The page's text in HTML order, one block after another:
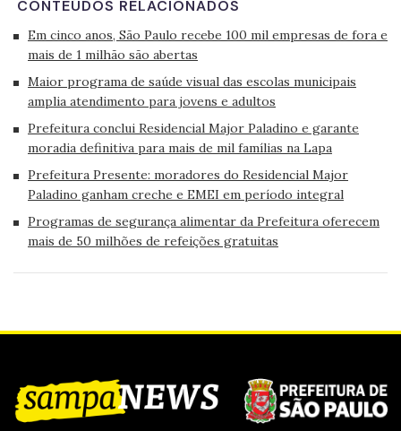
CONTEÚDOS RELACIONADOS
Em cinco anos, São Paulo recebe 100 mil empresas de fora e
mais de 1 milhão são abertas
Maior programa de saúde visual das escolas municipais
amplia atendimento para jovens e adultos
Prefeitura conclui Residencial Major Paladino e garante
moradia definitiva para mais de mil famílias na Lapa
Prefeitura Presente: moradores do Residencial Major
Paladino ganham creche e EMEI em período integral
Programas de segurança alimentar da Prefeitura oferecem
mais de 50 milhões de refeições gratuitas